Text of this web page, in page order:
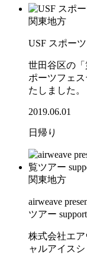
関東地方
USF スポー
世田谷区の
ポーツフェス
たしました。
2019.06.01
日帰り
関東地方
airweave
ツアー
株式会社エ
ャルアイス